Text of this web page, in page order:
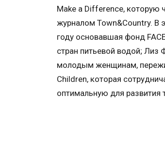
Make a Difference,
журналом Town&Country. В
году основавшая фонд
стран питьевой водой;
молодым женщинам,
Children, которая
оптимальную для развития